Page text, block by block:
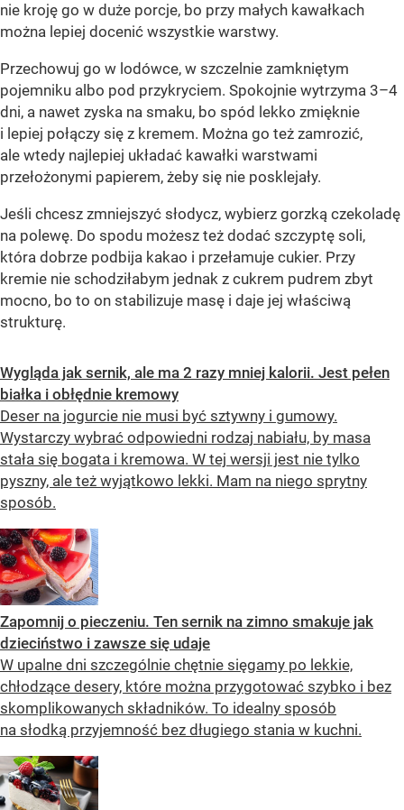
nie kroję go w duże porcje, bo przy małych kawałkach
można lepiej docenić wszystkie warstwy.
Przechowuj go w lodówce, w szczelnie zamkniętym
pojemniku albo pod przykryciem. Spokojnie wytrzyma 3–4
dni, a nawet zyska na smaku, bo spód lekko zmięknie
i lepiej połączy się z kremem. Można go też zamrozić,
ale wtedy najlepiej układać kawałki warstwami
przełożonymi papierem, żeby się nie posklejały.
Jeśli chcesz zmniejszyć słodycz, wybierz gorzką czekoladę
na polewę. Do spodu możesz też dodać szczyptę soli,
która dobrze podbija kakao i przełamuje cukier. Przy
kremie nie schodziłabym jednak z cukrem pudrem zbyt
mocno, bo to on stabilizuje masę i daje jej właściwą
strukturę.
Wygląda jak sernik, ale ma 2 razy mniej kalorii. Jest pełen
białka i obłędnie kremowy
Deser na jogurcie nie musi być sztywny i gumowy.
Wystarczy wybrać odpowiedni rodzaj nabiału, by masa
stała się bogata i kremowa. W tej wersji jest nie tylko
pyszny, ale też wyjątkowo lekki. Mam na niego sprytny
sposób.
Zapomnij o pieczeniu. Ten sernik na zimno smakuje jak
dzieciństwo i zawsze się udaje
W upalne dni szczególnie chętnie sięgamy po lekkie,
chłodzące desery, które można przygotować szybko i bez
skomplikowanych składników. To idealny sposób
na słodką przyjemność bez długiego stania w kuchni.